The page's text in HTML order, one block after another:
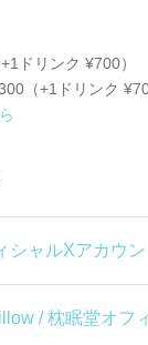
ドリンク ¥700）
（+1ドリンク
シャルXアカウン
/ 枕眠堂オフ